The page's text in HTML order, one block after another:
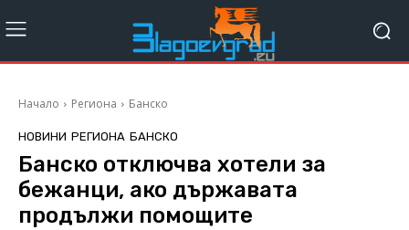
Начало Региона Банско
НОВИНИ РЕГИОНА БАНСКО
Банско отключва хотели за
бежанци, ако държавата
продължи помощите